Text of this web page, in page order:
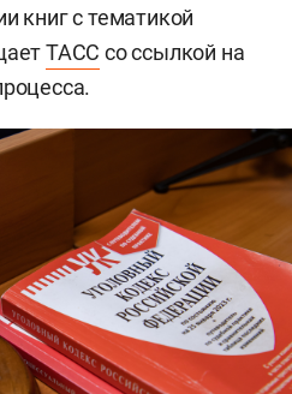
книг с тематикой
ТАСС со ссылкой на